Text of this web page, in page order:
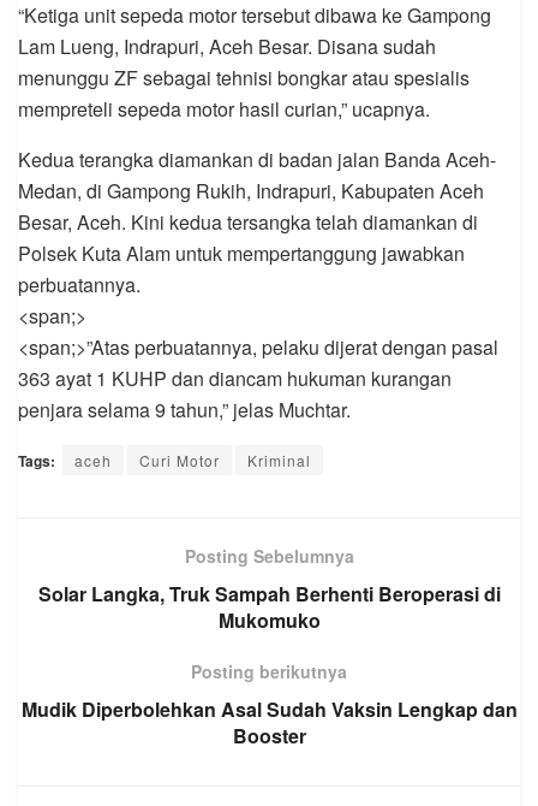
“Ketiga unit sepeda motor tersebut dibawa ke Gampong
Lam Lueng, Indrapuri, Aceh Besar. Disana sudah
menunggu ZF sebagai tehnisi bongkar atau spesialis
mempreteli sepeda motor hasil curian,” ucapnya.
Kedua terangka diamankan di badan jalan Banda Aceh-
Medan, di Gampong Rukih, Indrapuri, Kabupaten Aceh
Besar, Aceh. Kini kedua tersangka telah diamankan di
Polsek Kuta Alam untuk mempertanggung jawabkan
perbuatannya.
<span;>
<span;>”Atas perbuatannya, pelaku dijerat dengan pasal
363 ayat 1 KUHP dan diancam hukuman kurangan
penjara selama 9 tahun,” jelas Muchtar.
Tags: aceh Curi Motor Kriminal
Posting Sebelumnya
Solar Langka, Truk Sampah Berhenti Beroperasi di
Mukomuko
Posting berikutnya
Mudik Diperbolehkan Asal Sudah Vaksin Lengkap dan
Booster